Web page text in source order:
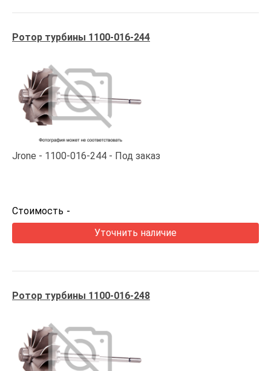
Ротор турбины 1100-016-244
Jrone 1100-016-244 Под заказ
Стоимость -
Уточнить наличие
Ротор турбины 1100-016-248